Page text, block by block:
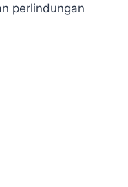
perlindungan